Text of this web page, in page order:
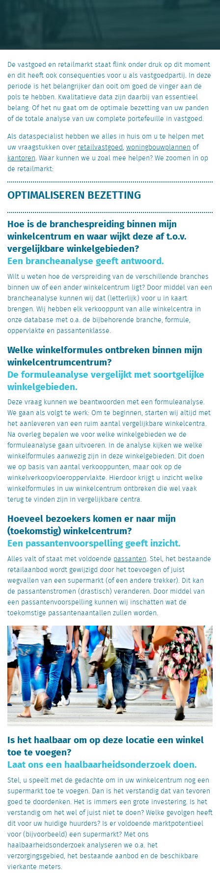
De vastgoed en retailmarkt staat flink onder druk op dit moment
en dit heeft ook consequenties voor u als vastgoedpartij. In deze
periode is het belangrijker dan ooit om goed de vinger aan de
pols te hebben. Kwalitatieve data zijn daarbij van essentieel
belang. Of het nu gaat om de optimale bezetting van uw panden
of de totale analyse van uw complete portefeuille in vastgoed.
Als dataspecialist hebben we alles in huis om u te helpen met
uw vraagstukken overretailvastgoed, woningbouwplannen of
kantoren. Waar kunnen we u zoal mee helpen? We zoomen in op
de retailmarkt:
OPTIMALISEREN BEZETTING
Hoe is de branchespreiding binnen mijn
winkelcentrum en waar wijkt deze af t.o.v.
vergelijkbare winkelgebieden?
Een brancheanalyse geeft antwoord.
Wilt u weten hoe de verspreiding van de verschillende branches
binnen uw of een ander winkelcentrum ligt? Door middel van een
brancheanalyse kunnen wij dat (letterlijk) voor u in kaart
brengen. Wij hebben elk verkooppunt van alle winkelcentra in
onze database met o.a. de bijbehorende branche, formule,
oppervlakte en passantenklasse.
Welke winkelformules ontbreken binnen mijn
winkelcentrumcentrum?
De formuleanalyse vergelijkt met soortgelijke
winkelgebieden.
Deze vraag kunnen we beantwoorden met een formuleanalyse.
We gaan als volgt te werk: Om te beginnen, starten wij altijd met
het aanleveren van een ruim aantal vergelijkbare winkelcentra.
Na overleg bepalen we voor welke winkelgebieden we de
formuleanalyse gaan uitvoeren. In de analyse kijken we welke
winkelformules aanwezig zijn in deze winkelgebieden. Dit doen
we op basis van aantal verkooppunten, maar ook op de
winkelverkoopvloeroppervlakte. Hierdoor krijgt u inzicht welke
winkelformules in uw winkelcentrum ontbreken die wel vaak
terug te vinden zijn in vergelijkbare centra.
Hoeveel bezoekers komen er naar mijn
(toekomstig) winkelcentrum?
Een passantenvoorspelling geeft inzicht.
Alles valt of staat met voldoende passanten. Stel, het bestaande
retailaanbod wordt gewijzigd door het toevoegen of juist
wegvallen van een supermarkt (of een andere trekker). Dit kan
de passantenstromen (drastisch) veranderen. Door middel van
een passantenvoorspelling kunnen wij inschatten wat de
toekomstige passantenaantallen zullen worden.
Is het haalbaar om op deze locatie een winkel
toe te voegen?
Laat ons een haalbaarheidsonderzoek doen.
Stel, u speelt met de gedachte om in uw winkelcentrum nog een
supermarkt toe te voegen. Dan is het verstandig dat van tevoren
goed te doordenken. Het is immers een grote investering. Is het
verstandig om het wel of juist niet te doen? Welke gevolgen heeft
dit voor uw huidige huurders? Is er voldoende marktpotentieel
voor (bijvoorbeeld) een supermarkt? Met ons
haalbaarheidsonderzoek analyseren we o.a. het
verzorgingsgebied, het bestaande aanbod en de beschikbare
vierkante meters.